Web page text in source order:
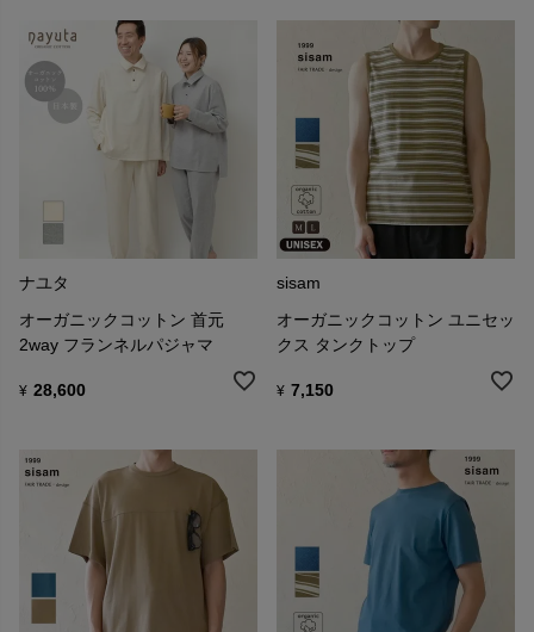
ナユタ
オーガニックコットン 首元
2way フランネルパジャマ
¥ 28,600
sisam
オーガニックコットン ユニセッ
クス タンクトップ
¥ 7,150